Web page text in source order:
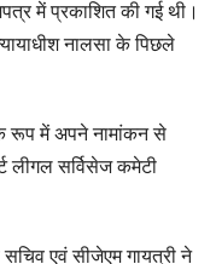
में प्रकाशित की गई थी।
नालसा के पिछले
के रूप में अपने नामांकन से
लीगल सर्विसेज कमेटी
एवं सीजेएम गायत्री ने